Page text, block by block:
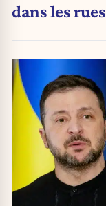
dans les rues